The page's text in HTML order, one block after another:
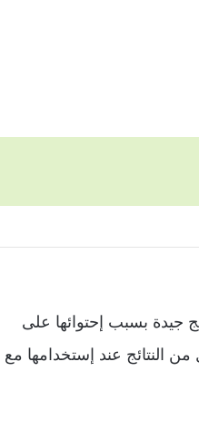
جيدة بسبب إحتوائها على
النتائج عند إستخدامها مع